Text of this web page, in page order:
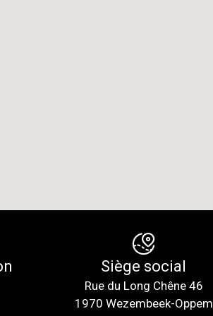
Siège social
Rue du Long Chêne 46
1970 Wezembeek-Oppem